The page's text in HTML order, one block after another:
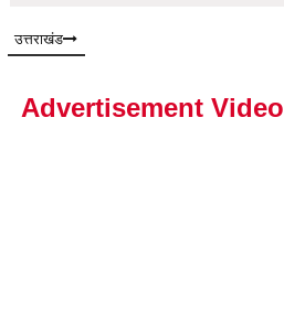
उत्तराखंड
Advertisement Video